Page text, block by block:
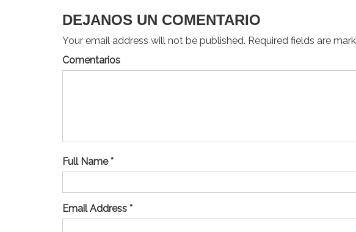
DEJANOS UN COMENTARIO
Your email address will not be published. Required fields are
Comentarios
Full Name *
Email Address *